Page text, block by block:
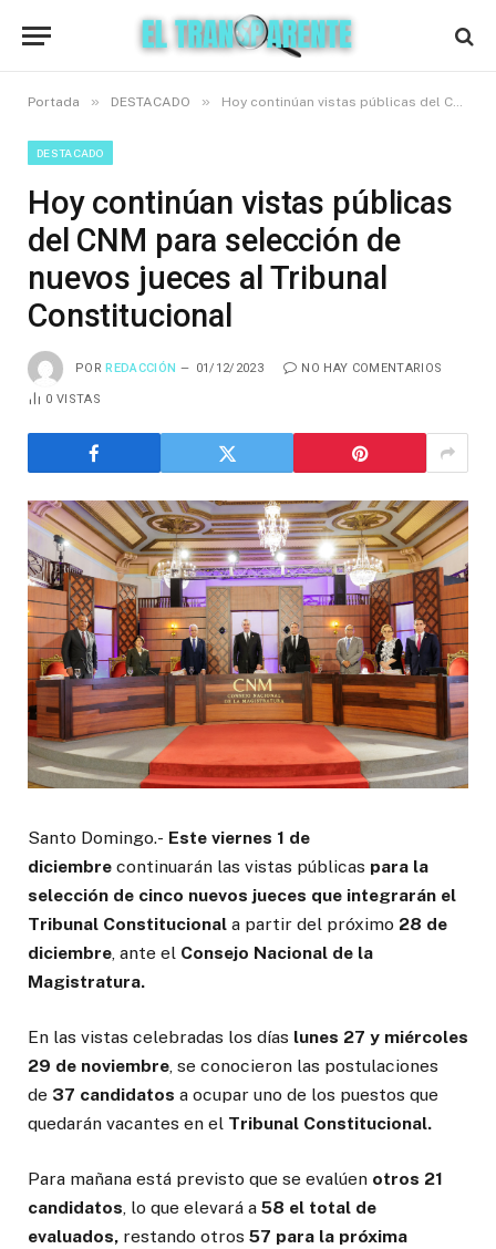
Portada » DESTACADO » Hoy continúan vistas públicas del CNM para selección de nuevos jueces al Tribunal Constitucional
DESTACADO
Hoy continúan vistas públicas
del CNM para selección de
nuevos jueces al Tribunal
Constitucional
POR REDACCIÓN 01/12/2023 NO HAY COMENTARIOS
0VISTAS
Santo Domingo.- Este viernes 1 de
diciembre continuarán las vistas públicas para la
selección de cinco nuevos jueces que integrarán el
Tribunal Constitucional a partir del próximo 28 de
diciembre, ante el Consejo Nacional de la
Magistratura.
En las vistas celebradas los días lunes 27 y miércoles
29 de noviembre, se conocieron las postulaciones
de 37 candidatos a ocupar uno de los puestos que
quedarán vacantes en el Tribunal Constitucional.
Para mañana está previsto que se evalúen otros 21
candidatos, lo que elevará a 58 el total de
evaluados, restando otros 57 para la próxima